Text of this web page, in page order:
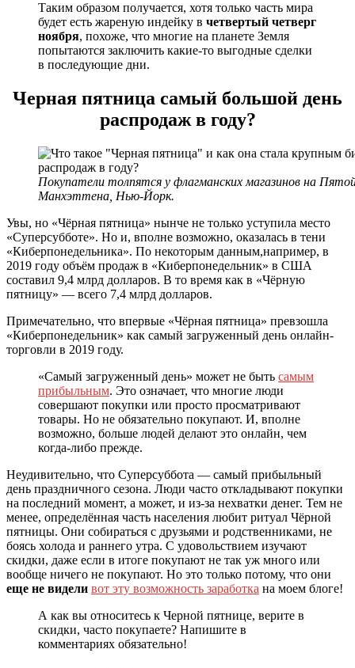
Таким образом получается, хотя только часть мира
будет есть жареную индейку в четвертый четверг
ноября, похоже, что многие на планете Земля
попытаются заключить какие-то выгодные сделки
в последующие дни.
Черная пятница самый большой день
распродаж в году?
Покупатели толпятся у флагманских магазинов на
Манхэттена, Нью-Йорк.
Увы, но «Чёрная пятница» нынче не только уступила место
«Суперсубботе». Но и, вполне возможно, оказалась в тени
«Киберпонедельника». По некоторым данным,например, в
2019 году объём продаж в «Киберпонедельник» в США
составил 9,4 млрд долларов. В то время как в «Чёрную
пятницу» — всего 7,4 млрд долларов.
Примечательно, что впервые «Чёрная пятница» превзошла
«Киберпонедельник» как самый загруженный день онлайн-
торговли в 2019 году.
«Самый загруженный день» может не быть самым
прибыльным. Это означает, что многие люди
совершают покупки или просто просматривают
товары. Но не обязательно покупают. И, вполне
возможно, больше людей делают это онлайн, чем
когда-либо прежде.
Неудивительно, что Суперсуббота — самый прибыльный
день праздничного сезона. Люди часто откладывают покупки
на последний момент, а может, и из-за нехватки денег. Тем не
менее, определённая часть населения любит ритуал Чёрной
пятницы. Они собираться с друзьями и родственниками, не
боясь холода и раннего утра. С удовольствием изучают
скидки, даже если в итоге покупают не так уж много или
вообще ничего не покупают. Но это только потому, что они
еще не видели вот эту возможность заработка на моем блоге!
А как вы относитесь к Черной пятнице, верите в
скидки, часто покупаете? Напишите в
комментариях обязательно!